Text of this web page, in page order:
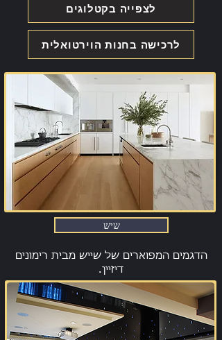
לצפייה בקטלוגים
לרכישה בחנות הוירטואלית
שיש
הדגמים המפוארים של שייש מבית רימונים
דיזיין.